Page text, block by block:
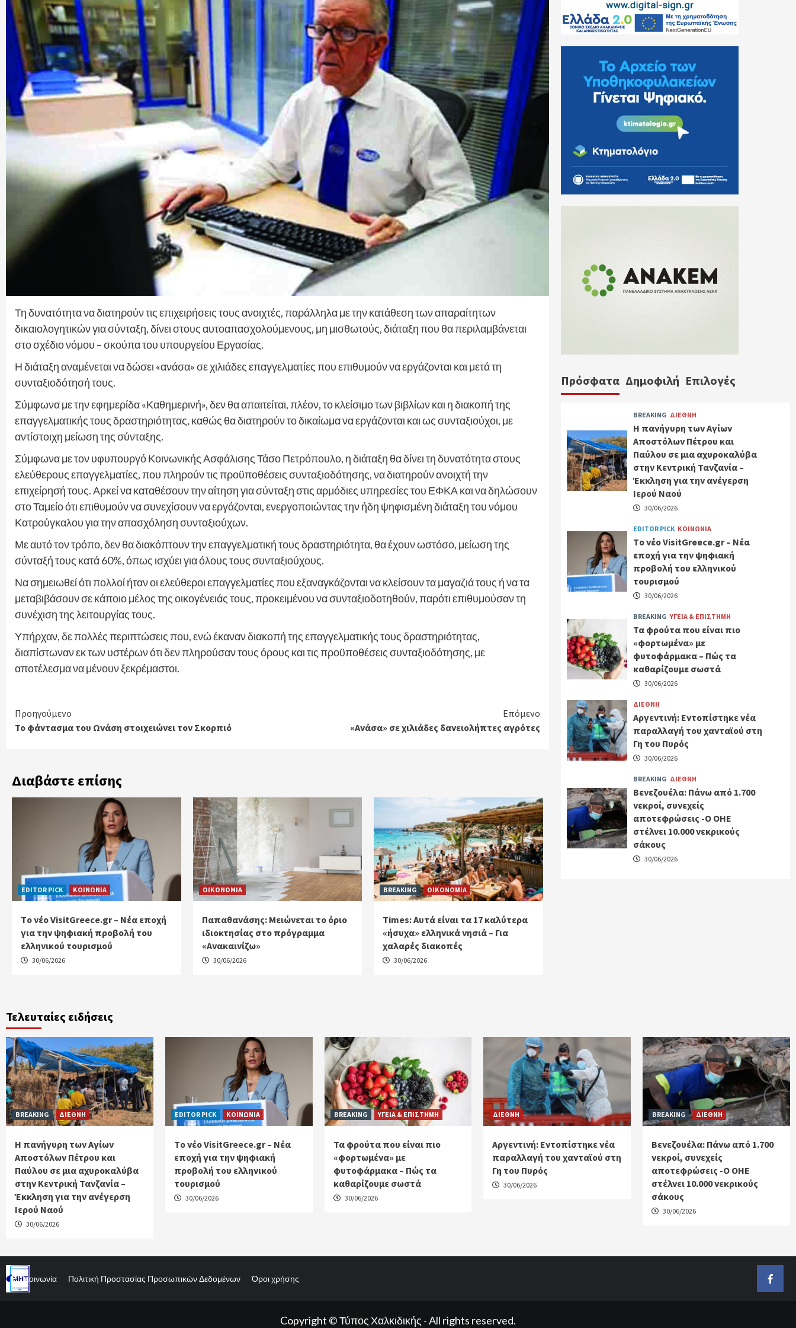
Τη δυνατότητα να διατηρούν τις επιχειρήσεις τους ανοιχτές, παράλληλα με την κατάθεση των απαραίτητων
δικαιολογητικών για σύνταξη, δίνει στους αυτοαπασχολούμενους, μη μισθωτούς, διάταξη που θα περιλαμβάνεται
στο σχέδιο νόμου – σκούπα του υπουργείου Εργασίας.
Η διάταξη αναμένεται να δώσει «ανάσα» σε χιλιάδες επαγγελματίες που επιθυμούν να εργάζονται και μετά τη
συνταξιοδότησή τους.
Σύμφωνα με την εφημερίδα «Καθημερινή», δεν θα απαιτείται, πλέον, το κλείσιμο των βιβλίων και η διακοπή της
επαγγελματικής τους δραστηριότητας, καθώς θα διατηρούν το δικαίωμα να εργάζονται και ως συνταξιούχοι, με
αντίστοιχη μείωση της σύνταξης.
Σύμφωνα με τον υφυπουργό Κοινωνικής Ασφάλισης Τάσο Πετρόπουλο, η διάταξη θα δίνει τη δυνατότητα στους
ελεύθερους επαγγελματίες, που πληρούν τις προϋποθέσεις συνταξιοδότησης, να διατηρούν ανοιχτή την
επιχείρησή τους. Αρκεί να καταθέσουν την αίτηση για σύνταξη στις αρμόδιες υπηρεσίες του ΕΦΚΑ και να δηλώσουν
στο Ταμείο ότι επιθυμούν να συνεχίσουν να εργάζονται, ενεργοποιώντας την ήδη ψηφισμένη διάταξη του νόμου
Κατρούγκαλου για την απασχόληση συνταξιούχων.
Με αυτό τον τρόπο, δεν θα διακόπτουν την επαγγελματική τους δραστηριότητα, θα έχουν ωστόσο, μείωση της
σύνταξή τους κατά 60%, όπως ισχύει για όλους τους συνταξιούχους.
Να σημειωθεί ότι πολλοί ήταν οι ελεύθεροι επαγγελματίες που εξαναγκάζονται να κλείσουν τα μαγαζιά τους ή να τα
μεταβιβάσουν σε κάποιο μέλος της οικογένειάς τους, προκειμένου να συνταξιοδοτηθούν, παρότι επιθυμούσαν τη
συνέχιση της λειτουργίας τους.
Υπήρχαν, δε πολλές περιπτώσεις που, ενώ έκαναν διακοπή της επαγγελματικής τους δραστηριότητας,
διαπίστωναν εκ των υστέρων ότι δεν πληρούσαν τους όρους και τις προϋποθέσεις συνταξιοδότησης, με
αποτέλεσμα να μένουν ξεκρέμαστοι.
Continue
Reading
Προηγούμενο
Το φάντασμα του Ωνάση στοιχειώνει τον Σκορπιό
Επόμενο
«Ανάσα» σε χιλιάδες δανειολήπτες αγρότες
Διαβάστε επίσης
EDITOR PICK ΚΟΙΝΩΝΙΑ
Tο νέο VisitGreece.gr – Νέα εποχή
για την ψηφιακή προβολή του
ελληνικού τουρισμού
30/06/2026
ΟΙΚΟΝΟΜΙΑ
Παπαθανάσης: Μειώνεται το όριο
ιδιοκτησίας στο πρόγραμμα
«Ανακαινίζω»
30/06/2026
BREAKING ΟΙΚΟΝΟΜΙΑ
Times: Αυτά είναι τα 17 καλύτερα
«ήσυχα» ελληνικά νησιά – Για
χαλαρές διακοπές
30/06/2026
Πρόσφατα Δημοφιλή Επιλογές
BREAKING ΔΙΕΘΝΗ
Η πανήγυρη των Αγίων
Αποστόλων Πέτρου και
Παύλου σε μια αχυροκαλύβα
στην Κεντρική Τανζανία –
Έκκληση για την ανέγερση
Ιερού Ναού
30/06/2026
EDITOR PICK ΚΟΙΝΩΝΙΑ
Tο νέο VisitGreece.gr – Νέα
εποχή για την ψηφιακή
προβολή του ελληνικού
τουρισμού
30/06/2026
BREAKING ΥΓΕΙΑ & ΕΠΙΣΤΗΜΗ
Τα φρούτα που είναι πιο
«φορτωμένα» με
φυτοφάρμακα – Πώς τα
καθαρίζουμε σωστά
30/06/2026
ΔΙΕΘΝΗ
Αργεντινή: Εντοπίστηκε νέα
παραλλαγή του χανταϊού στη
Γη του Πυρός
30/06/2026
BREAKING ΔΙΕΘΝΗ
Βενεζουέλα: Πάνω από 1.700
νεκροί, συνεχείς
αποτεφρώσεις -Ο ΟΗΕ
στέλνει 10.000 νεκρικούς
σάκους
30/06/2026
Τελευταίες ειδήσεις
BREAKING ΔΙΕΘΝΗ
Η πανήγυρη των Αγίων
Αποστόλων Πέτρου και
Παύλου σε μια αχυροκαλύβα
στην Κεντρική Τανζανία –
Έκκληση για την ανέγερση
Ιερού Ναού
30/06/2026
EDITOR PICK ΚΟΙΝΩΝΙΑ
Tο νέο VisitGreece.gr – Νέα
εποχή για την ψηφιακή
προβολή του ελληνικού
τουρισμού
30/06/2026
BREAKING ΥΓΕΙΑ & ΕΠΙΣΤΗΜΗ
Τα φρούτα που είναι πιο
«φορτωμένα» με
φυτοφάρμακα – Πώς τα
καθαρίζουμε σωστά
30/06/2026
ΔΙΕΘΝΗ
Αργεντινή: Εντοπίστηκε νέα
παραλλαγή του χανταϊού στη
Γη του Πυρός
30/06/2026
BREAKING ΔΙΕΘΝΗ
Βενεζουέλα: Πάνω από 1.700
νεκροί, συνεχείς
αποτεφρώσεις -Ο ΟΗΕ
στέλνει 10.000 νεκρικούς
σάκους
30/06/2026
Επικοινωνία Πολιτική Προστασίας Προσωπικών Δεδομένων Όροι χρήσης
Copyright © Τύπος Χαλκιδικής - All rights reserved.